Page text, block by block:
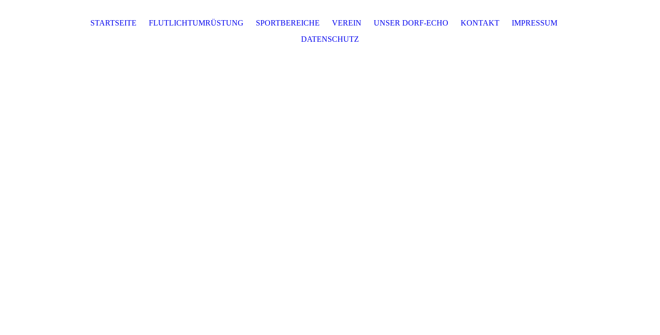
STARTSEITE FLUTLICHTUMRÜSTUNG SPORTBEREICHE VEREIN UNSER DORF-ECHO KONTAKT
IMPRESSUM
DATENSCHUTZ